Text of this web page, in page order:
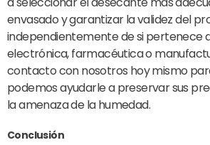
envasado y garantizar la validez del
independientemente de si pertenece
electrónica, farmacéutica o
contacto con nosotros hoy mismo
podemos ayudarle a preservar sus
la amenaza de la humedad.
Conclusión